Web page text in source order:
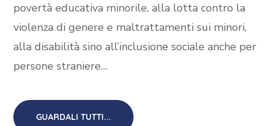
povertà educativa minorile, alla lotta contro la
violenza di genere e maltrattamenti sui minori,
alla disabilità sino all’inclusione sociale anche per
persone straniere…
GUARDALI TUTTI...